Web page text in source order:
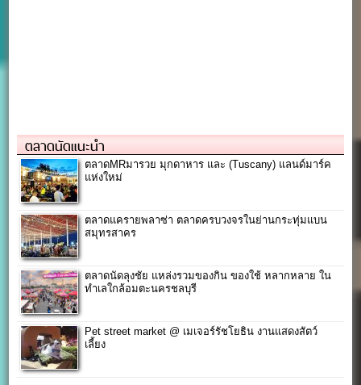
ตลาดนัดแนะนำ
ตลาดMRมารวย มุกดาหาร และ (Tuscany) แลนด์มาร์ค
แห่งใหม่
ตลาดแครายพลาซ่า ตลาดครบวงจรในย่านกระทุ่มแบน
สมุทรสาคร
ตลาดนัดลุงชัย แหล่งรวมของกิน ของใช้ หลากหลาย ใน
ทำเลใกล้อมตะนครชลบุรี
Pet street market @ เมเจอร์รัชโยธิน งานแสดงสัตว์
เลี้ยง